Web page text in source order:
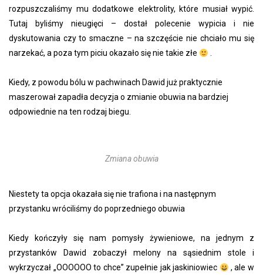
rozpuszczaliśmy mu dodatkowe elektrolity, które musiał wypić.
Tutaj byliśmy nieugięci – dostał polecenie wypicia i nie
dyskutowania czy to smaczne – na szczęście nie chciało mu się
narzekać, a poza tym piciu okazało się nie takie złe
.
Kiedy, z powodu bólu w pachwinach Dawid już praktycznie
maszerował zapadła decyzja o zmianie obuwia na bardziej
odpowiednie na ten rodzaj biegu.
Zmiana obuwia
Niestety ta opcja okazała się nie trafiona i na następnym
przystanku wróciliśmy do poprzedniego obuwia
Kiedy kończyły się nam pomysły żywieniowe, na jednym z
przystanków Dawid zobaczył melony na sąsiednim stole i
wykrzyczał „OOOOOO to chce” zupełnie jak jaskiniowiec
, ale w